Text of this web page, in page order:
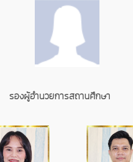
รองผู้อำนวยการสถานศึกษา